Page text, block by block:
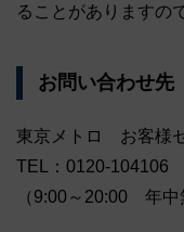
ることがありますの
お問い合わせ先
東京メトロ お客様
TEL：0120-104106
（9:00～20:00 年中